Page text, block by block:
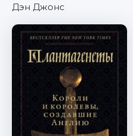
Дэн Джонс